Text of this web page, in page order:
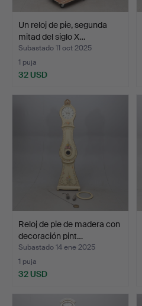
Un reloj de pie, segunda
mitad del siglo X…
Subastado 11 oct 2025
1 puja
32 USD
Reloj de pie de madera con
decoración pint…
Subastado 14 ene 2025
1 puja
32 USD